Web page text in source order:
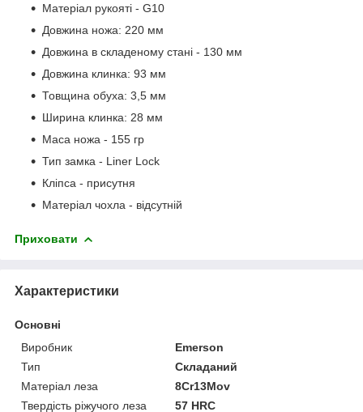
Матеріал рукояті - G10
Довжина ножа: 220 мм
Довжина в складеному стані - 130 мм
Довжина клинка: 93 мм
Товщина обуха: 3,5 мм
Ширина клинка: 28 мм
Маса ножа - 155 гр
Тип замка - Liner Lock
Кліпса - присутня
Матеріал чохла - відсутній
Приховати
Характеристики
Основні
Виробник
Emerson
Тип
Складаний
Матеріал леза
8Cr13Mov
Твердість ріжучого леза
57 HRC